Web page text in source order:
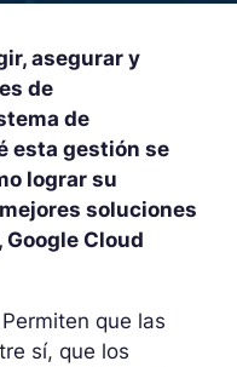
asegurar y
de
de
esta gestión se
lograr su
soluciones
Cloud
que las
sí, que los